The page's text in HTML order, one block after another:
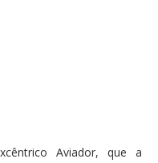
Aviador, que a